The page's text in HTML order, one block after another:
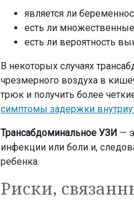
является ли
есть ли
есть ли вероятность
В некоторых случаях
чрезмерного воздуха в
трюк и получить более
симптомы задержки
Трансабдоминальное УЗИ —
инфекции или боли и,
ребенка.
Риски,